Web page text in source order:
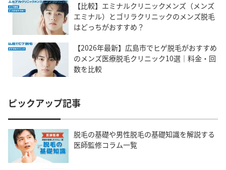
【比較】エミナルクリニックメンズ（メンズ
エミナル）とゴリラクリニックのメンズ脱毛
はどっちがおすすめ？
【2026年最新】広島市でヒゲ脱毛がおすすめ
のメンズ医療脱毛クリニック10選｜料金・回
数を比較
ピックアップ記事
脱毛の基礎や男性脱毛の基礎知識を解説する
医師監修コラム一覧